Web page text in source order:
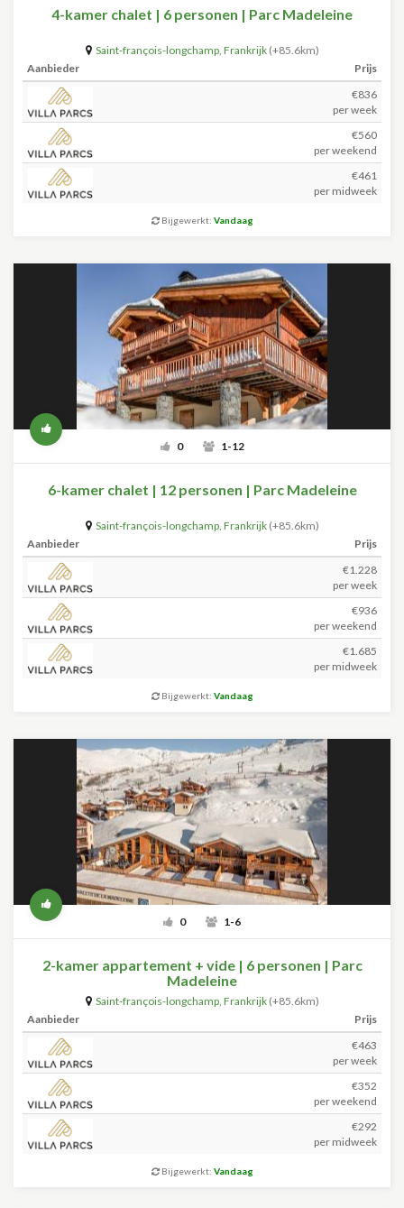
4-kamer chalet | 6 personen | Parc Madeleine
Saint-françois-longchamp, Frankrijk (+85.6km)
Aanbieder
Prijs
€836
per week
€560
per weekend
€461
per midweek
Bijgewerkt: Vandaag
0 1-12
6-kamer chalet | 12 personen | Parc Madeleine
Saint-françois-longchamp, Frankrijk (+85.6km)
Aanbieder
Prijs
€1.228
per week
€936
per weekend
€1.685
per midweek
Bijgewerkt: Vandaag
0 1-6
2-kamer appartement + vide | 6 personen | Parc
Madeleine
Saint-françois-longchamp, Frankrijk (+85.6km)
Aanbieder
Prijs
€463
per week
€352
per weekend
€292
per midweek
Bijgewerkt: Vandaag